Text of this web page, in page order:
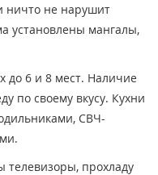
ничто не нарушит
установлены мангалы,
до 6 и 8 мест. Наличие
по своему вкусу. Кухни
СВЧ-
прохладу